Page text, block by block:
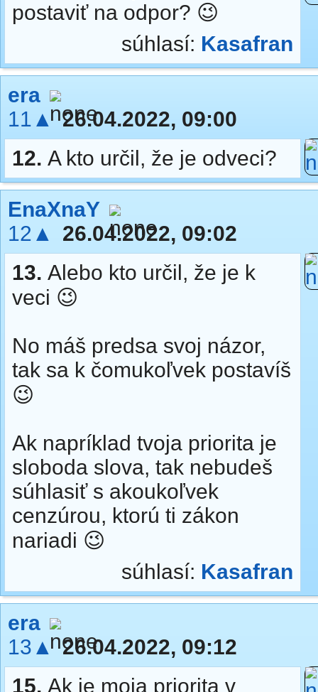
postaviť na odpor? 😉
súhlasí: Kasafran
era
11▲ 26.04.2022, 09:00
12. A kto určil, že je odveci?
EnaXnaY
12▲
26.04.2022, 09:02
13. Alebo kto určil, že je k
veci 😉
No máš predsa svoj názor,
tak sa k čomukoľvek postavíš
😉
Ak napríklad tvoja priorita je
sloboda slova, tak nebudeš
súhlasiť s akoukoľvek
cenzúrou, ktorú ti zákon
nariadi 😉
súhlasí: Kasafran
era
13▲ 26.04.2022, 09:12
15. Ak je moja priorita v